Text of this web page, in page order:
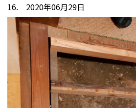
16. 2020年06月29日